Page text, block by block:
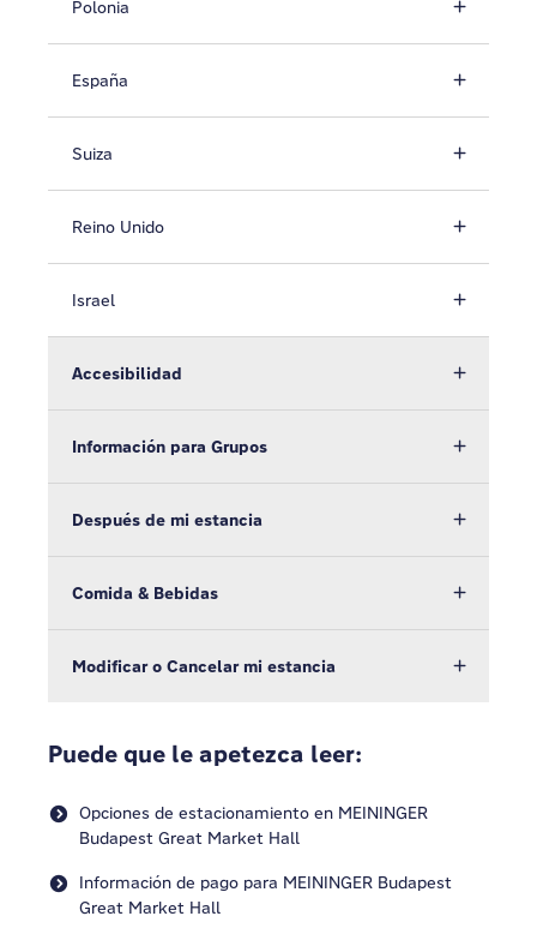
Polonia
España
Suiza
Reino Unido
Israel
Accesibilidad
Información para Grupos
Después de mi estancia
Comida & Bebidas
Modificar o Cancelar mi estancia
Puede que le apetezca leer:
Opciones de estacionamiento en MEININGER
Budapest Great Market Hall
Información de pago para MEININGER Budapest
Great Market Hall